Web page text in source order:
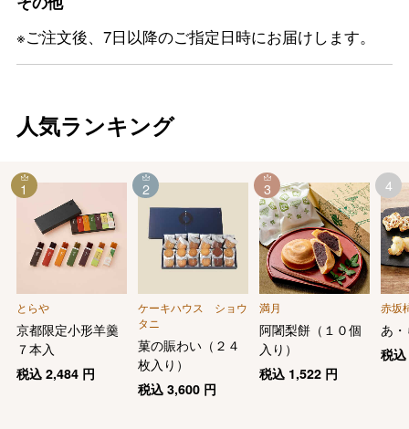
※ご注文後、7日以降のご指定日時にお届けします。
人気ランキング
とらや
京都限定小形羊羹
７本入
税込 2,484円
1
ケーキハウス ショウ
タニ
菓の賑わい（２４
枚入り）
税込3,600 円
2
満月
阿闍梨餅（１０個
入り）
税込 1,522 円
3
赤坂
あ
税
4